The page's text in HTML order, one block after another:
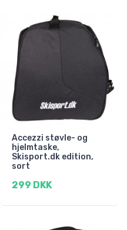
Accezzi støvle- og
hjelmtaske,
Skisport.dk edition,
sort
299 DKK